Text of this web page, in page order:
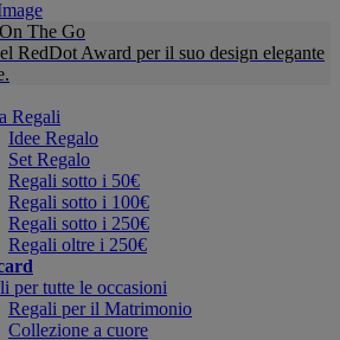
The Go
RedDot Award per il suo design elegante
Regali
Idee Regalo
Set Regalo
Regali sotto i 50€
Regali sotto i 100€
Regali sotto i 250€
Regali oltre i 250€
per tutte le occasioni
Regali per il Matrimonio
Collezione a cuore